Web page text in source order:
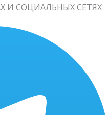
И СОЦИАЛЬНЫХ СЕТЯХ